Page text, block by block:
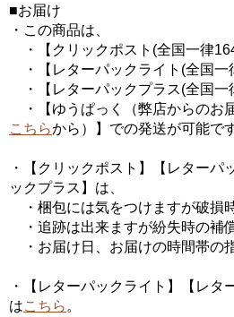
■お届け
・この商品は、
・【クリックポスト(全国一律164
・【レターパックライト(全国一
・【レターパックプラス(全国一
・【ゆうぱっく（弊店からのお
こちらから）】での発送が可能です
・【クリックポスト】【レターパ
ックプラス】は、
・梱包には気をつけますが破損
・追跡は出来ますが紛失時の補
・お届け日、お届けの時間帯の
・【レターパックライト】【レタ
はこちら 。